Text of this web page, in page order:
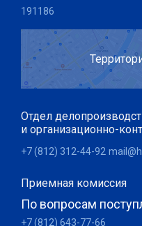
191186
Отдел
и организационно-
+7 (812) 312-44-92
Приемная комиссия
По вопросам
+7 (812) 643-77-66